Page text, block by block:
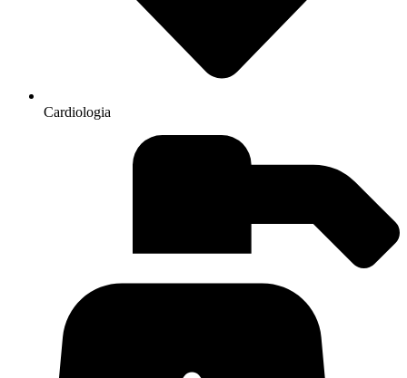
Cardiologia